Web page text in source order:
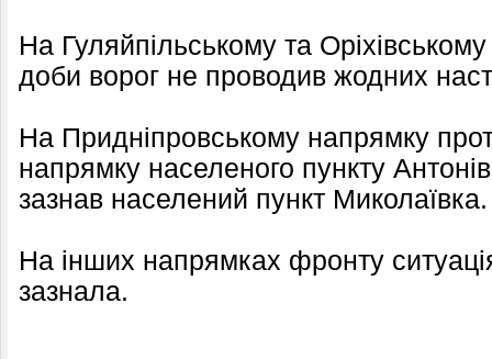
На Гуляйпільському та
доби ворог не проводив жодних
На Придніпровському напрямку
напрямку населеного пункту
зазнав населений пункт Миколаївка.
На інших напрямках фронту
зазнала.